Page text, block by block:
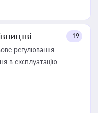
+19
регулювання
в експлуатацію